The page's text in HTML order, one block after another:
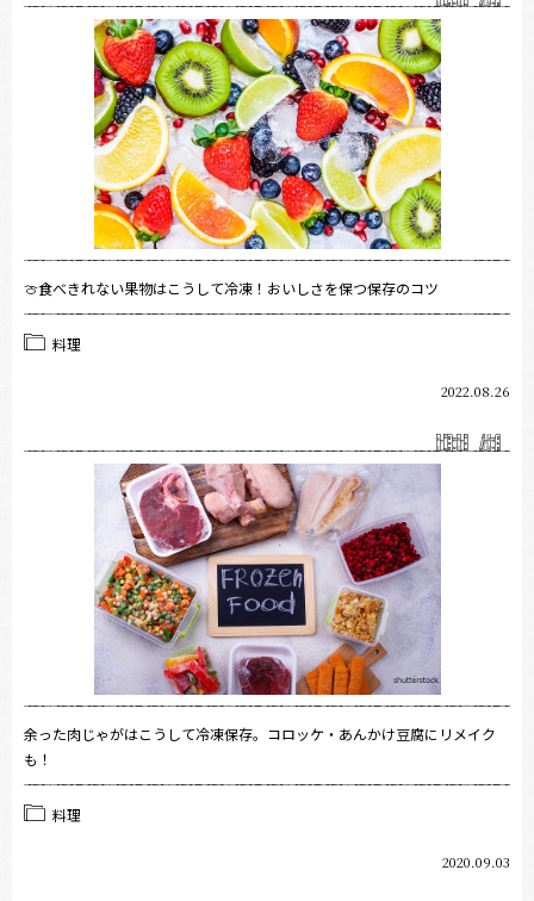
🍈食べきれない果物はこうして冷凍！おいしさを保つ保存のコツ
料理
2022.08.26
余った肉じゃがはこうして冷凍保存。コロッケ・あんかけ豆腐にリメイク
も！
料理
2020.09.03